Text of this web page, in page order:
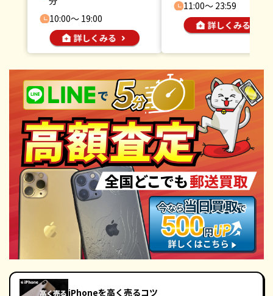
10:00〜 19:00
11:00〜 23:59
iPhoneを高く売るコツ